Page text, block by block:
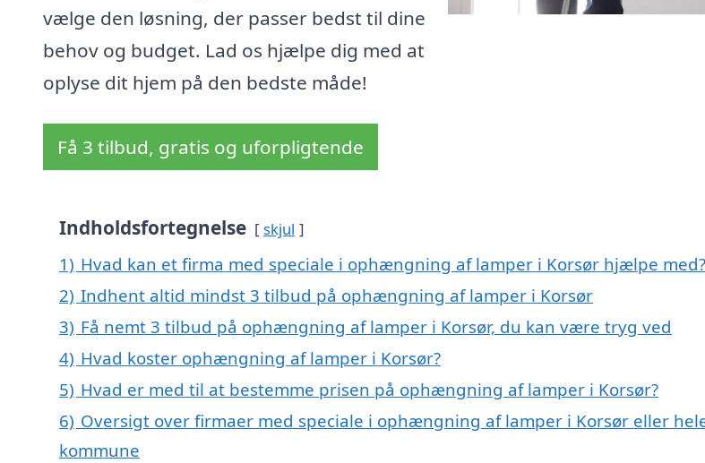
vælge den løsning, der passer bedst til dine
behov og budget. Lad os hjælpe dig med at
oplyse dit hjem på den bedste måde!
Få 3 tilbud, gratis og uforpligtende
Indholdsfortegnelse skjul
1) Hvad kan et firma med speciale i ophængning af lamper i Korsør hjælpe med?
2) Indhent altid mindst 3 tilbud på ophængning af lamper i Korsør
3) Få nemt 3 tilbud på ophængning af lamper i Korsør, du kan være tryg ved
4) Hvad koster ophængning af lamper i Korsør?
5) Hvad er med til at bestemme prisen på ophængning af lamper i Korsør?
6) Oversigt over firmaer med speciale i ophængning af lamper i Korsør eller
kommune